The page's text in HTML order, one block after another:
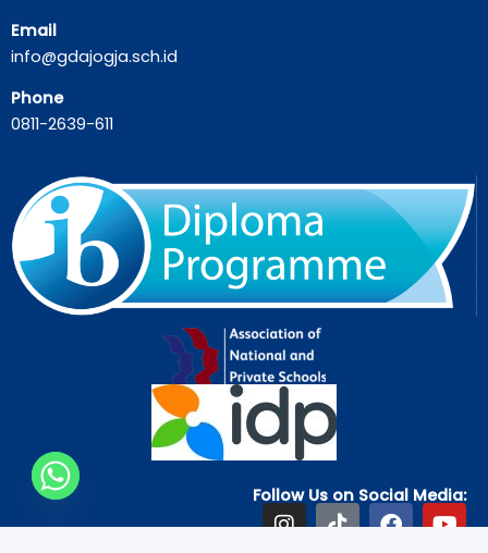
Email
info@gdajogja.sch.id
Phone
0811-2639-611
Follow Us on Social Media:
I
n
T
i
F
a
Y
o